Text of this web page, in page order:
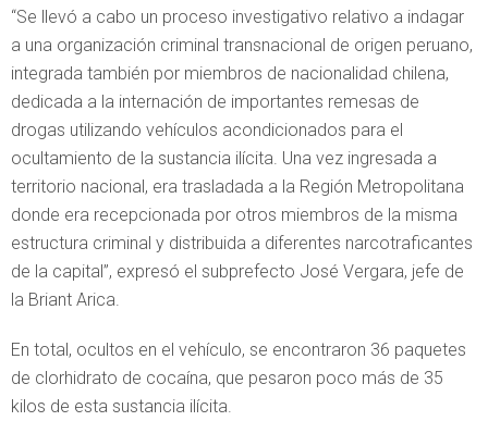
“Se llevó a cabo un proceso investigativo relativo a indagar
a una organización criminal transnacional de origen peruano,
integrada también por miembros de nacionalidad chilena,
dedicada a la internación de importantes remesas de
drogas utilizando vehículos acondicionados para el
ocultamiento de la sustancia ilícita. Una vez ingresada a
territorio nacional, era trasladada a la Región Metropolitana
donde era recepcionada por otros miembros de la misma
estructura criminal y distribuida a diferentes narcotraficantes
de la capital”, expresó el subprefecto José Vergara, jefe de
la Briant Arica.
En total, ocultos en el vehículo, se encontraron 36 paquetes
de clorhidrato de cocaína, que pesaron poco más de 35
kilos de esta sustancia ilícita.